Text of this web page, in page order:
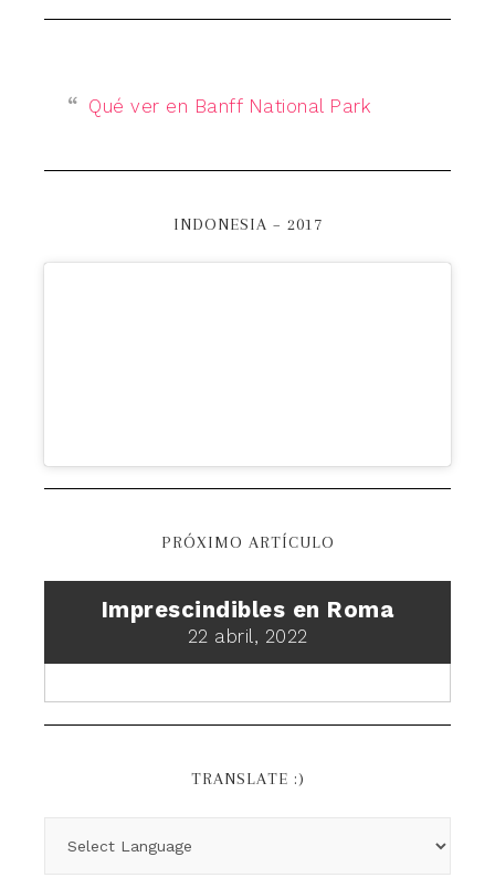
Qué ver en Banff National Park
INDONESIA – 2017
PRÓXIMO ARTÍCULO
Imprescindibles en Roma
22 abril, 2022
TRANSLATE :)